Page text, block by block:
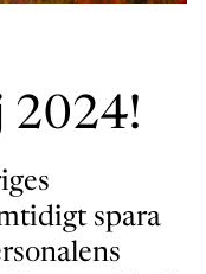
2024!
spara